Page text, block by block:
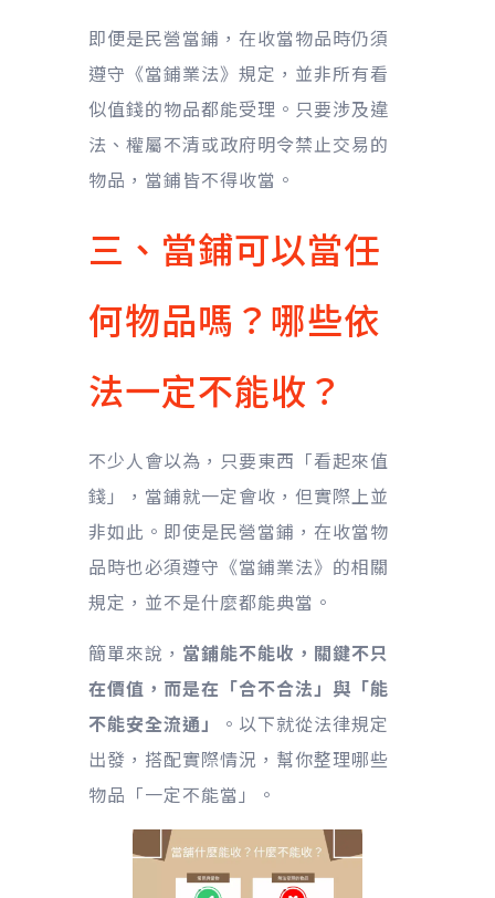
即便是民營當鋪，在收當物品時仍須
遵守《當鋪業法》規定，並非所有看
似值錢的物品都能受理。只要涉及違
法、權屬不清或政府明令禁止交易的
物品，當鋪皆不得收當。
三、當鋪可以當任
何物品嗎？哪些依
法一定不能收？
不少人會以為，只要東西「看起來值
錢」，當鋪就一定會收，但實際上並
非如此。即使是民營當鋪，在收當物
品時也必須遵守《當鋪業法》的相關
規定，並不是什麼都能典當。
簡單來說， 當鋪能不能收，關鍵不只
在價值，而是在「合不合法」與「能
不能安全流通」
。以下就從法律規定
出發，搭配實際情況，幫你整理哪些
物品「一定不能當」。